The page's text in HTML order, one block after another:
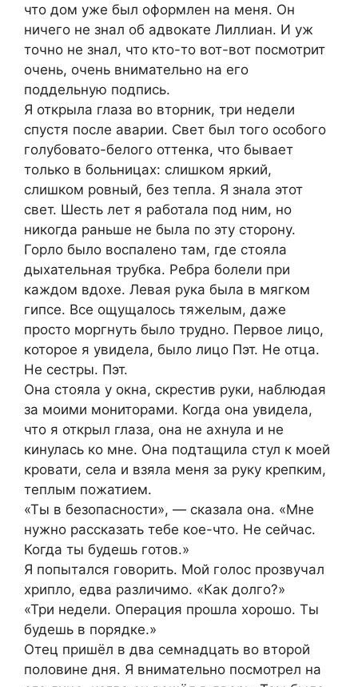
что дом уже был оформлен на меня. Он
ничего не знал об адвокате Лиллиан. И уж
точно не знал, что кто-то вот-вот посмотрит
очень, очень внимательно на его
поддельную подпись.
Я открыла глаза во вторник, три недели
спустя после аварии. Свет был того особого
голубовато-белого оттенка, что бывает
только в больницах: слишком яркий,
слишком ровный, без тепла. Я знала этот
свет. Шесть лет я работала под ним, но
никогда раньше не была по эту сторону.
Горло было воспалено там, где стояла
дыхательная трубка. Ребра болели при
каждом вдохе. Левая рука была в мягком
гипсе. Все ощущалось тяжелым, даже
просто моргнуть было трудно. Первое лицо,
которое я увидела, было лицо Пэт. Не отца.
Не сестры. Пэт.
Она стояла у окна, скрестив руки, наблюдая
за моими мониторами. Когда она увидела,
что я открыл глаза, она не ахнула и не
кинулась ко мне. Она подтащила стул к моей
кровати, села и взяла меня за руку крепким,
теплым пожатием.
«Ты в безопасности», — сказала она. «Мне
нужно рассказать тебе кое-что. Не сейчас.
Когда ты будешь готов.»
Я попытался говорить. Мой голос прозвучал
хрипло, едва различимо. «Как долго?»
«Три недели. Операция прошла хорошо. Ты
будешь в порядке.»
Отец пришёл в два семнадцать во второй
половине дня. Я внимательно посмотрел на